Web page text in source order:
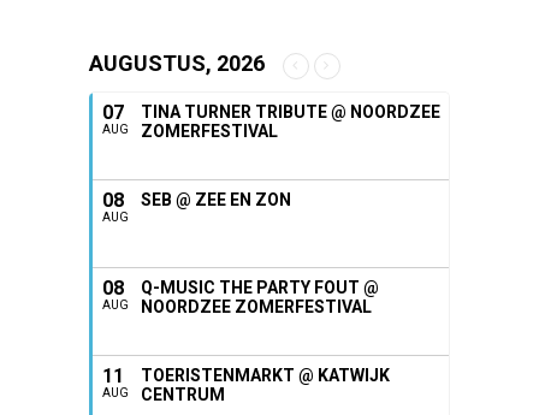
AUGUSTUS, 2026
07
AUG
TINA TURNER TRIBUTE @ NOORDZEE
ZOMERFESTIVAL
08
AUG
SEB @ ZEE EN ZON
08
AUG
Q-MUSIC THE PARTY FOUT @
NOORDZEE ZOMERFESTIVAL
11
AUG
TOERISTENMARKT @ KATWIJK
CENTRUM